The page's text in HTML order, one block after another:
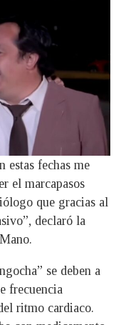
estas fechas me
el marcapasos
que gracias al
declaró la
se deben a
frecuencia
ritmo cardiaco.